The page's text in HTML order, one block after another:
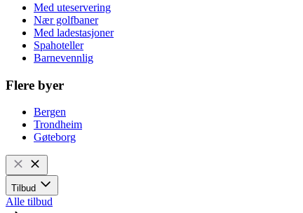
Med uteservering
Nær golfbaner
Med ladestasjoner
Spahoteller
Barnevennlig
Flere byer
Bergen
Trondheim
Gøteborg
Tilbud
Alle tilbud